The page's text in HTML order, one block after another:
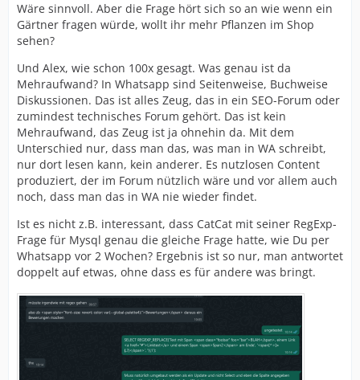
Wäre sinnvoll. Aber die Frage hört sich so an wie wenn ein
Gärtner fragen würde, wollt ihr mehr Pflanzen im Shop
sehen?
Und Alex, wie schon 100x gesagt. Was genau ist da
Mehraufwand? In Whatsapp sind Seitenweise, Buchweise
Diskussionen. Das ist alles Zeug, das in ein SEO-Forum oder
zumindest technisches Forum gehört. Das ist kein
Mehraufwand, das Zeug ist ja ohnehin da. Mit dem
Unterschied nur, dass man das, was man in WA schreibt,
nur dort lesen kann, kein anderer. Es nutzlosen Content
produziert, der im Forum nützlich wäre und vor allem auch
noch, dass man das in WA nie wieder findet.
Ist es nicht z.B. interessant, dass CatCat mit seiner RegExp-
Frage für Mysql genau die gleiche Frage hatte, wie Du per
Whatsapp vor 2 Wochen? Ergebnis ist so nur, man antwortet
doppelt auf etwas, ohne dass es für andere was bringt.